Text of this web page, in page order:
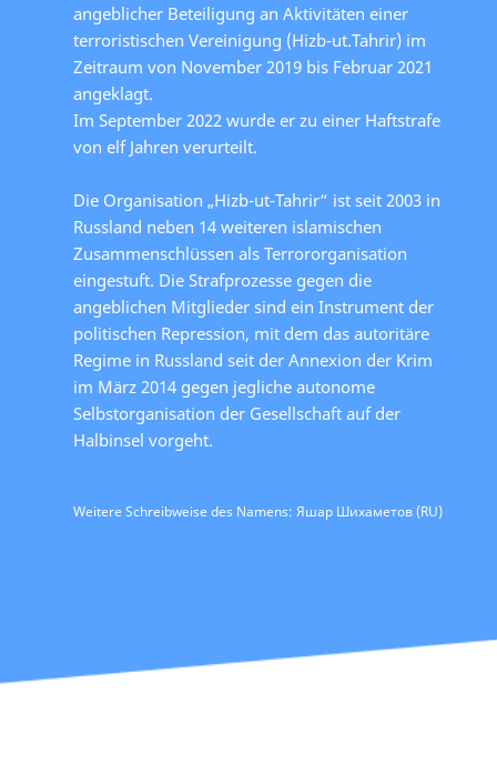
angeblicher Beteiligung an Aktivitäten einer
terroristischen Vereinigung (Hizb-ut.Tahrir) im
Zeitraum von November 2019 bis Februar 2021
angeklagt.
Im September 2022 wurde er zu einer Haftstrafe
von elf Jahren verurteilt.
Die Organisation „Hizb-ut-Tahrir“ ist seit 2003 in
Russland neben 14 weiteren islamischen
Zusammenschlüssen als Terrororganisation
eingestuft. Die Strafprozesse gegen die
angeblichen Mitglieder sind ein Instrument der
politischen Repression, mit dem das autoritäre
Regime in Russland seit der Annexion der Krim
im März 2014 gegen jegliche autonome
Selbstorganisation der Gesellschaft auf der
Halbinsel vorgeht.
Weitere Schreibweise des Namens: Яшар Шихаметов (RU)